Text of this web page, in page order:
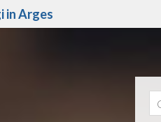
inArges